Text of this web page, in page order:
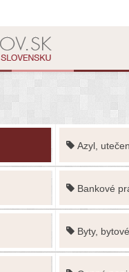
Azyl,
Bankové
Byty,